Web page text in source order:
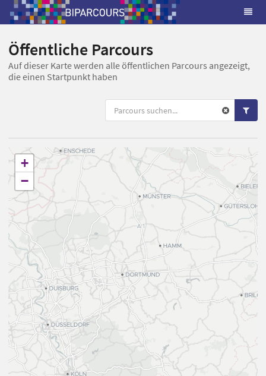
Öffentliche Parcours
Auf dieser Karte werden alle öffentlichen Parcours angezeigt,
die einen Startpunkt haben
+
−